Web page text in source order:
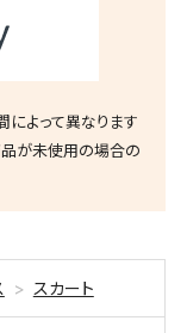
よって異なります
が未使用の場合の
スカート